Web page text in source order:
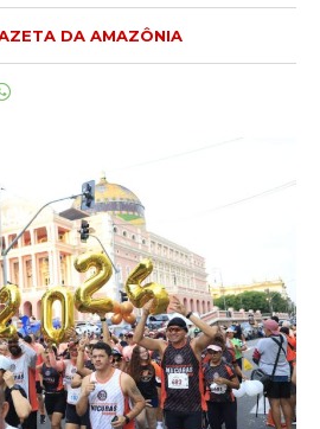
DA AMAZÔNIA